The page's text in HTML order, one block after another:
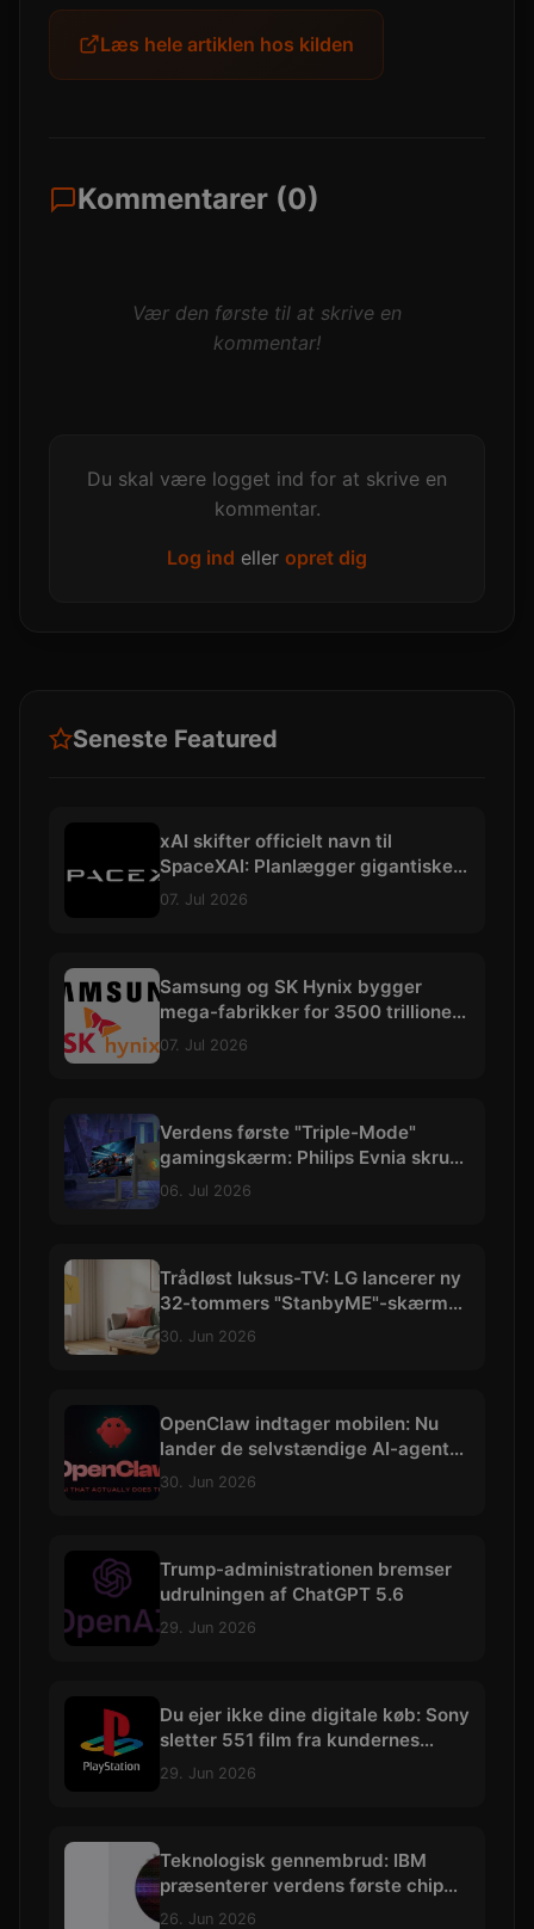
Læs hele artiklen hos kilden
Kommentarer (0)
Vær den første til at skrive en
kommentar!
Du skal være logget ind for at skrive en
kommentar.
Log ind eller opret dig
Seneste Featured
xAI skifter officielt navn til
SpaceXAI: Planlægger gigantiske
datacentre i rummet
07. Jul 2026
Samsung og SK Hynix bygger
mega-fabrikker for 3500 trillioner
kroner
07. Jul 2026
Verdens første "Triple-Mode"
gamingskærm: Philips Evnia skruer
op til vilde 540 Hz
06. Jul 2026
Trådløst luksus-TV: LG lancerer ny
32-tommers "StanbyME"-skærm
med 4K og batteri
30. Jun 2026
OpenClaw indtager mobilen: Nu
lander de selvstændige AI-agenter
på iOS og Android
30. Jun 2026
Trump-administrationen bremser
udrulningen af ChatGPT 5.6
29. Jun 2026
Du ejer ikke dine digitale køb: Sony
sletter 551 film fra kundernes
biblioteker
29. Jun 2026
Teknologisk gennembrud: IBM
præsenterer verdens første chip
skabt med præcision under 1 nm
26. Jun 2026